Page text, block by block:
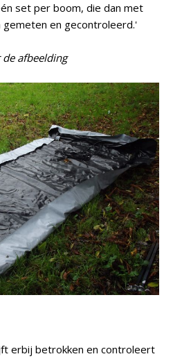
set per boom, die dan met
en gecontroleerd.'
afbeelding
erbij betrokken en controleert